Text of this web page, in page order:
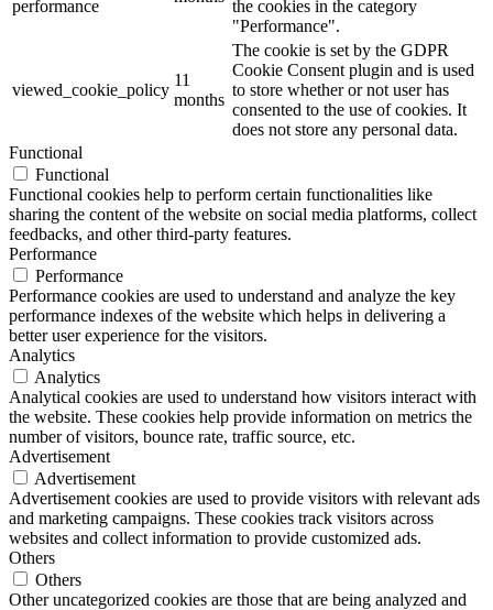
performance
the cookies in the category
"Performance".
viewed_cookie_policy
11
months
The cookie is set by the GDPR
Cookie Consent plugin and is used
to store whether or not user has
consented to the use of cookies. It
does not store any personal data.
Functional
Functional
Functional cookies help to perform certain functionalities like
sharing the content of the website on social media platforms, collect
feedbacks, and other third-party features.
Performance
Performance
Performance cookies are used to understand and analyze the key
performance indexes of the website which helps in delivering a
better user experience for the visitors.
Analytics
Analytics
Analytical cookies are used to understand how visitors interact with
the website. These cookies help provide information on metrics the
number of visitors, bounce rate, traffic source, etc.
Advertisement
Advertisement
Advertisement cookies are used to provide visitors with relevant ads
and marketing campaigns. These cookies track visitors across
websites and collect information to provide customized ads.
Others
Others
Other uncategorized cookies are those that are being analyzed and